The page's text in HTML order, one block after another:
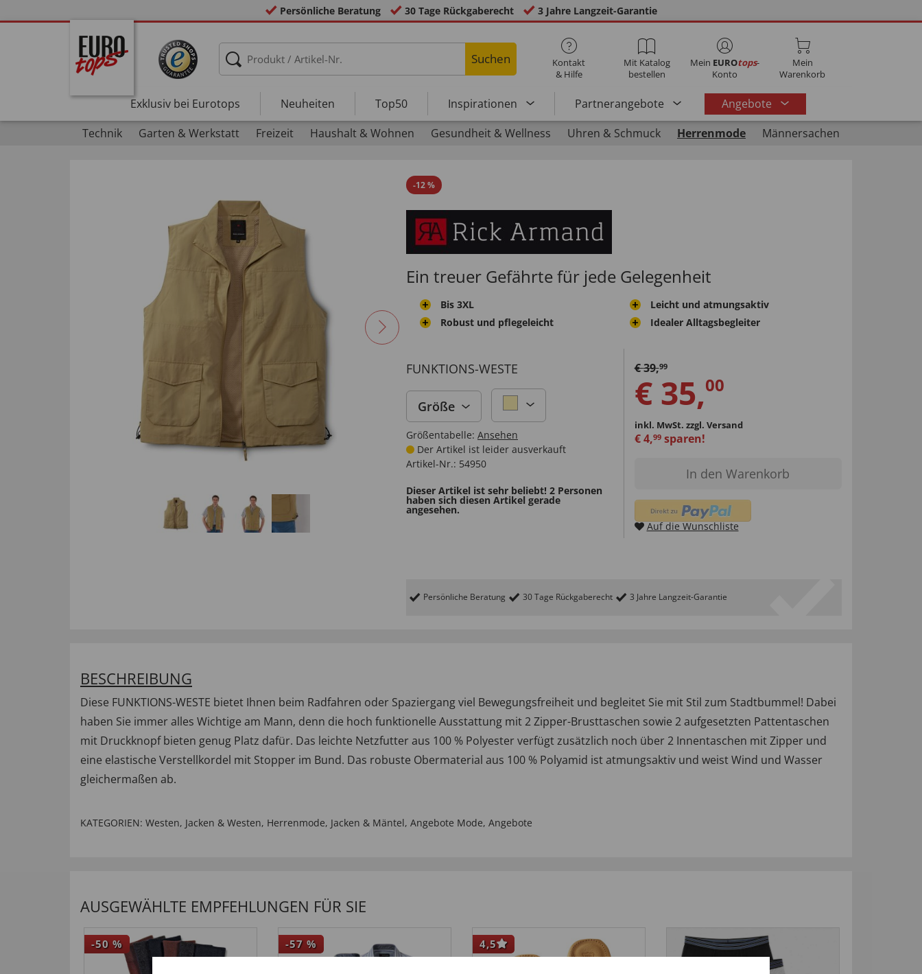
Persönliche Beratung 30 Tage Rückgaberecht 3 Jahre Langzeit-Garantie
Suchen
Kontakt
& Hilfe
Mit Katalog
bestellen
Mein EUROtops-
Konto
Mein
Warenkorb
Exklusiv bei Eurotops Neuheiten Top50 Inspirationen Partnerangebote
Angebote
Technik
Garten & Werkstatt Freizeit Haushalt & Wohnen Gesundheit & Wellness Uhren & Schmuck Herrenmode Männersachen
-12%
Ein treuer Gefährte für jede Gelegenheit
Bis 3XL
Robust und pflegeleicht
Leicht und atmungsaktiv
Idealer Alltagsbegleiter
FUNKTIONS-WESTE
Größe
Größentabelle: Ansehen
Der Artikel ist leider ausverkauft
Artikel-Nr.: 54950
Dieser Artikel ist sehr beliebt! 2 Personen
haben sich diesen Artikel gerade
angesehen.
€39,99
€ 35,00
inkl. MwSt. zzgl. Versand
€4,99sparen!
In den Warenkorb
Auf die Wunschliste
Persönliche Beratung 30 Tage Rückgaberecht 3 Jahre Langzeit-Garantie
BESCHREIBUNG
Diese FUNKTIONS-WESTE bietet Ihnen beim Radfahren oder Spaziergang viel Bewegungsfreiheit und begleitet Sie mit Stil zum Stadtbummel! Dabei
haben Sie immer alles Wichtige am Mann, denn die hoch funktionelle Ausstattung mit 2 Zipper-Brusttaschen sowie 2 aufgesetzten Pattentaschen
mit Druckknopf bieten genug Platz dafür. Das leichte Netzfutter aus 100 % Polyester verfügt zusätzlich noch über 2 Innentaschen mit Zipper und
eine elastische Verstellkordel mit Stopper im Bund. Das robuste Obermaterial aus 100 % Polyamid ist atmungsaktiv und weist Wind und Wasser
gleichermaßen ab.
KATEGORIEN: Westen, Jacken & Westen, Herrenmode, Jacken & Mäntel, Angebote Mode, Angebote
AUSGEWÄHLTE EMPFEHLUNGEN FÜR SIE
-50 % -57 % 4,5